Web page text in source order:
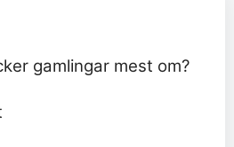
gamlingar mest om?